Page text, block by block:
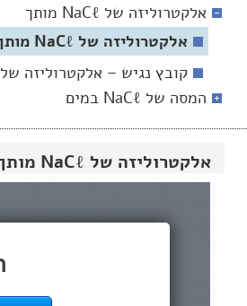
אלקטרוליזה של NaCℓ מותך
אלקטרוליזה של NaCℓ מותך
אלקטרוליזה של NaCℓ מותך
קובץ נגיש – אלקטרוליזה של NaCℓ מותך
המסה של NaCℓ במים